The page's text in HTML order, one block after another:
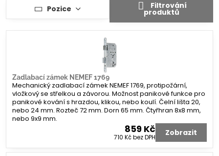
Pozice Filtrování
produktů
Zadlabací zámek NEMEF 1769
Mechanický zadlabací zámek NEMEF 1769, protipožární,
vložkový se střelkou a závorou. Možnost panikové funkce pro
panikové kování s hrazdou, klikou, nebo koulí. Čelní lišta 20,
nebo 24 mm. Rozteč 72 mm. Dorn 65 mm. Čtyřhran 8x8 mm,
nebo 9x9 mm.
859 Kč
710 Kčbez DPH Zobrazit